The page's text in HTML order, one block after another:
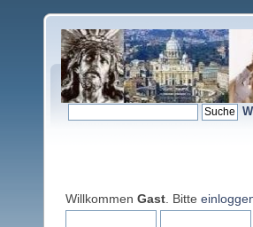
Willkommen Gast . Bitte